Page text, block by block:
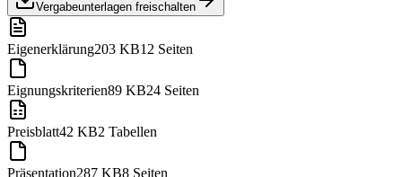
Vergabeunterlagen freischalten
Eigenerklärung203 KB12 Seiten
Eignungskriterien89 KB24 Seiten
Preisblatt42 KB2 Tabellen
Präsentation287 KB8 Seiten